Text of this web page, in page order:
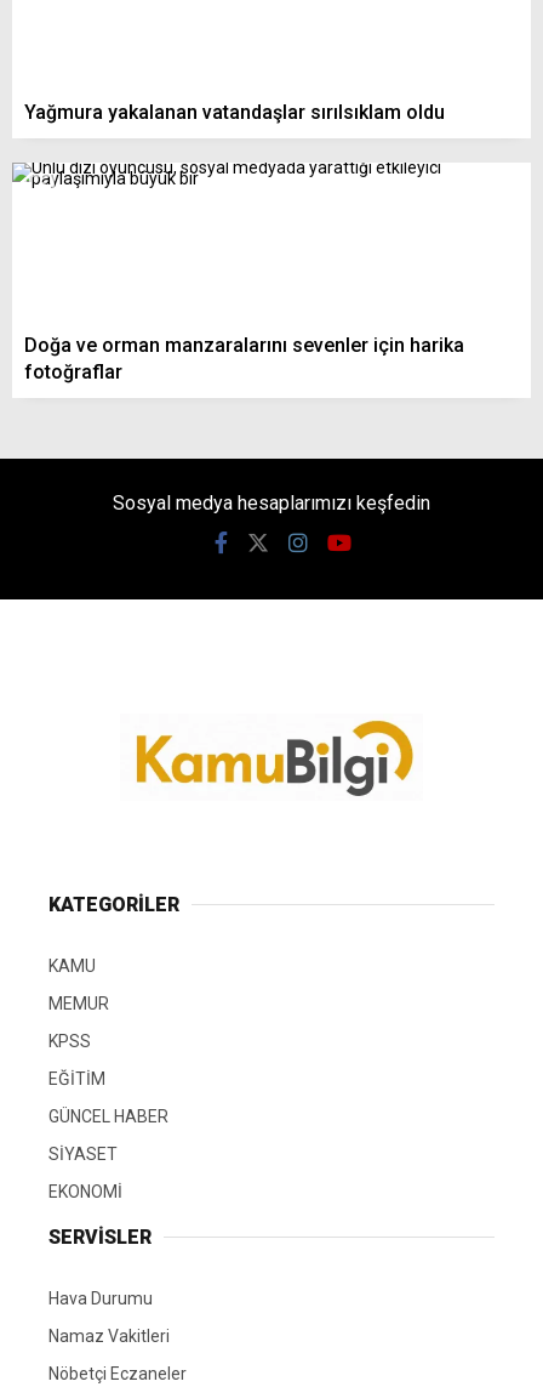
Yağmura yakalanan vatandaşlar sırılsıklam oldu
Doğa ve orman manzaralarını sevenler için harika
fotoğraflar
Sosyal medya hesaplarımızı keşfedin
KATEGORİLER
KAMU
MEMUR
KPSS
EĞİTİM
GÜNCEL HABER
SİYASET
EKONOMİ
SERVİSLER
Hava Durumu
Namaz Vakitleri
Nöbetçi Eczaneler